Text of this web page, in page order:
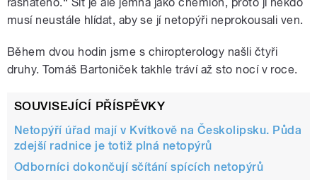
musí neustále hlídat, aby se jí netopýři neprokousali ven.
Během dvou hodin jsme s chiropterology našli čtyři
druhy. Tomáš Bartoniček takhle tráví až sto nocí v roce.
SOUVISEJÍCÍ PŘÍSPĚVKY
Netopýří úřad mají v Kvítkově na Českolipsku. Půda
zdejší radnice je totiž plná netopýrů
Odborníci dokončují sčítání spících netopýrů